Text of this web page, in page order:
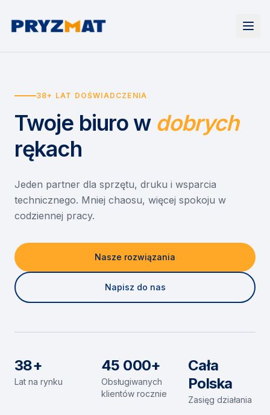
Urządzenia
Drukarki i urządzenia wielofunkcyjne
Etykiety i identyfikacja
Skanery i obieg dokumentów
Monitory interaktywne
Niszczarki dokumentów
Wynajem drukarek
Wynajem urządzeń biurowych
Asystent druku
EZD RP
Misja szkoła
Serwis
O nas
Kontakt
38+ LAT DOŚWIADCZENIA
Twoje biuro w dobrych
rękach
Jeden partner dla sprzętu, druku i wsparcia
technicznego. Mniej chaosu, więcej spokoju w
codziennej pracy.
Nasze rozwiązania
Napisz do nas
38+
Lat na rynku
45 000+
Obsługiwanych
klientów rocznie
Cała
Polska
Zasięg działania